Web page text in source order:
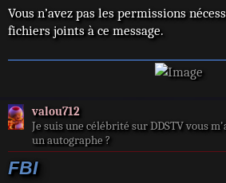
Vous n’avez pas les permissions
fichiers joints à ce message.
valou712
Je suis une célébrité sur DDSTV vous
un autographe ?
FBI